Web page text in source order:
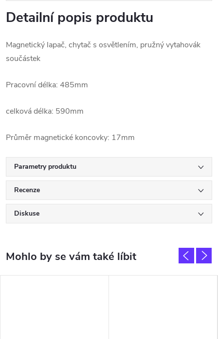
Detailní popis produktu
Magnetický lapač, chytač s osvětlením, pružný vytahovák
součástek
Pracovní délka: 485mm
celková délka: 590mm
Průměr magnetické koncovky: 17mm
Parametry produktu
Recenze
Diskuse